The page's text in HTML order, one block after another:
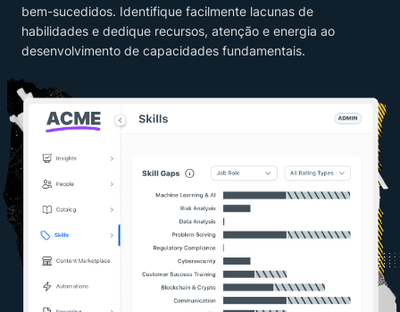
bem-sucedidos. Identifique facilmente lacunas de
habilidades e dedique recursos, atenção e energia ao
desenvolvimento de capacidades fundamentais.